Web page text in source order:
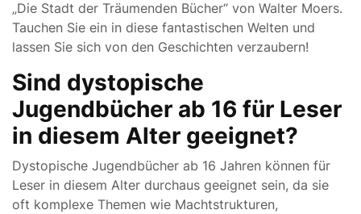
„Die Stadt der Träumenden Bücher“ von Walter Moers.
Tauchen Sie ein in diese fantastischen Welten und
lassen Sie sich von den Geschichten verzaubern!
Sind dystopische
Jugendbücher ab 16 für Leser
in diesem Alter geeignet?
Dystopische Jugendbücher ab 16 Jahren können für
Leser in diesem Alter durchaus geeignet sein, da sie
oft komplexe Themen wie Machtstrukturen,